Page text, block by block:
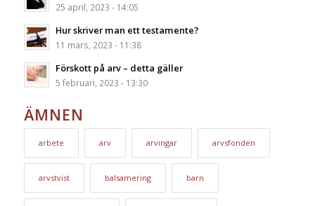
25 april, 2023 - 14:05
Hur skriver man ett testamente?
11 mars, 2023 - 11:38
Förskott på arv – detta gäller
5 februari, 2023 - 13:30
ÄMNEN
arbete arv arvingar arvsfonden
arvstvist balsamering barn